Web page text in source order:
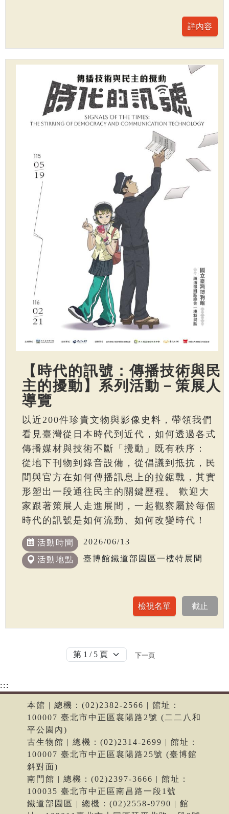
【時代的訊號：傳播技術與民
主的擾動】系列活動－策展人
導覽
以近200件珍貴文物與影像史料，帶領我們
看見臺灣從日本時代到近代，如何透過各式
傳播媒材與技術不斷「攪動」既有秩序：
從地下刊物到錄音設備，從倡議到抵抗，民
間與官方在如何傳播訊息上的拉鋸戰，其實
形塑出一段通往民主的關鍵歷程。 歡迎大
家跟著策展人走進展間，一起觀察屬於每個
時代的訊號是如何流動、如何改變時代！
活動時間 2026/06/13
活動地點 臺博館鐵道部園區一樓特展間
下一頁
:::
本館 | 總機：(02)2382-2566 | 館址：
100007 臺北市中正區襄陽路2號 (二二八和
平公園內)
古生物館 | 總機：(02)2314-2699 | 館址：
100007 臺北市中正區襄陽路25號 (臺博館
斜對面)
南門館 | 總機：(02)2397-3666 | 館址：
100035 臺北市中正區南昌路一段1號
鐵道部園區 | 總機：(02)2558-9790 | 館